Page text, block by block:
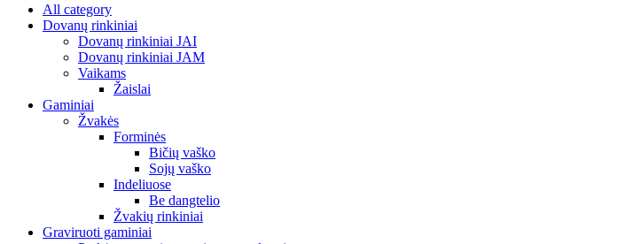
All category
Dovanų rinkiniai
Dovanų rinkiniai JAI
Dovanų rinkiniai JAM
Vaikams
Žaislai
Gaminiai
Žvakės
Forminės
Bičių vaško
Sojų vaško
Indeliuose
Be dangtelio
Žvakių rinkiniai
Graviruoti gaminiai